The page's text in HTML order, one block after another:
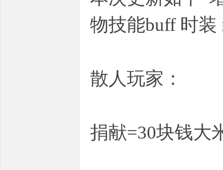
物技能buff 时
散人玩家：
捐献=30块钱